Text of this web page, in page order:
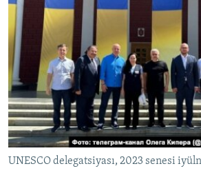
SÜRET
BLOGLAR
FİKİR
Русский
Українською
QOŞULIÑIZ!
UNESCO delegatsiyası, 2023 senesi